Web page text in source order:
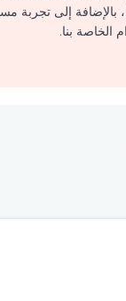
بالإضافة إلى تجربة
الخاصة بنا.